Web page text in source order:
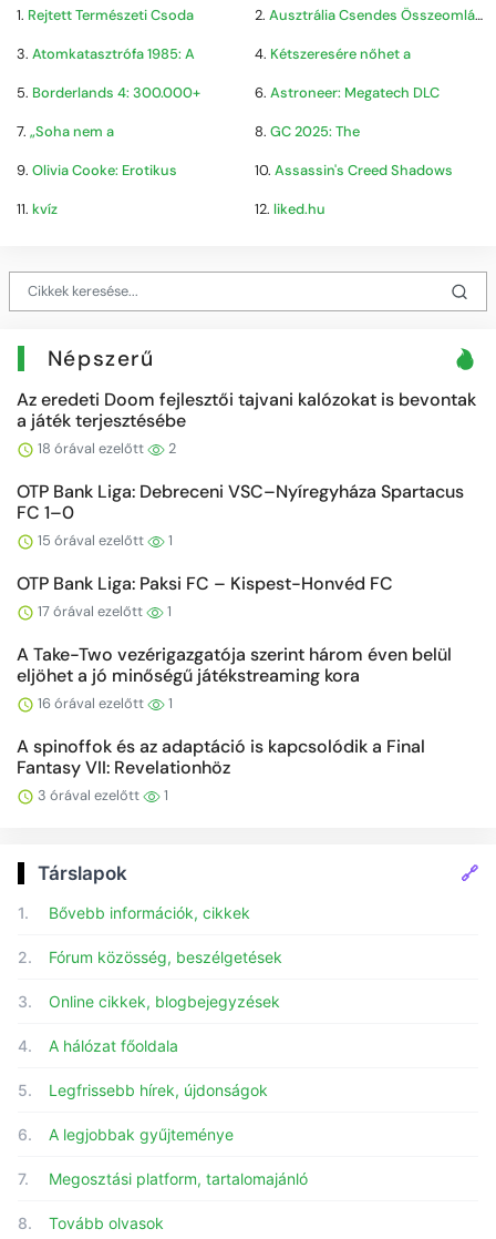
1. Rejtett Természeti Csoda 2. Ausztrália Csendes Összeomlása
3. Atomkatasztrófa 1985: A 4. Kétszeresére nőhet a
5. Borderlands 4: 300.000+ 6. Astroneer: Megatech DLC
7. „Soha nem a 8. GC 2025: The
9. Olivia Cooke: Erotikus 10. Assassin's Creed Shadows
11. kvíz 12. liked.hu
Népszerű
Az eredeti Doom fejlesztői tajvani kalózokat is bevontak
a játék terjesztésébe
18 órával ezelőtt 2
OTP Bank Liga: Debreceni VSC–Nyíregyháza Spartacus
FC 1–0
15 órával ezelőtt 1
OTP Bank Liga: Paksi FC – Kispest-Honvéd FC
17 órával ezelőtt 1
A Take-Two vezérigazgatója szerint három éven belül
eljöhet a jó minőségű játékstreaming kora
16 órával ezelőtt 1
A spinoffok és az adaptáció is kapcsolódik a Final
Fantasy VII: Revelationhöz
3 órával ezelőtt 1
Társlapok 🔗
1. Bővebb információk, cikkek
2. Fórum közösség, beszélgetések
3. Online cikkek, blogbejegyzések
4. A hálózat főoldala
5. Legfrissebb hírek, újdonságok
6. A legjobbak gyűjteménye
7. Megosztási platform, tartalomajánló
8. Tovább olvasok